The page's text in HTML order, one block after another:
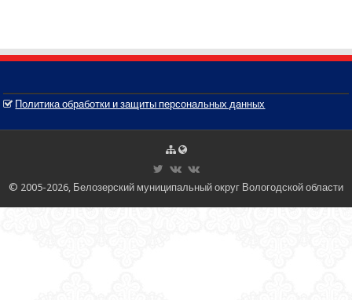
Политика обработки и защиты персональных данных
© 2005-2026, Белозерский муниципальный округ Вологодской области